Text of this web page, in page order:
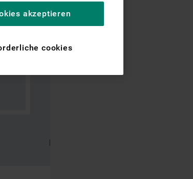
Nutzung der Website zu
Funktionalität der
anzubieten
Google LLC –
cookies
akzeptieren